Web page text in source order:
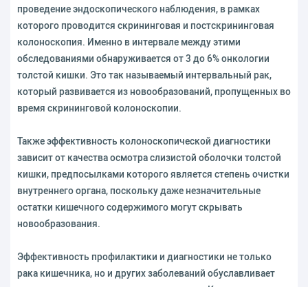
проведение эндоскопического наблюдения, в рамках
которого проводится скрининговая и постскрининговая
колоноскопия. Именно в интервале между этими
обследованиями обнаруживается от 3 до 6% онкологии
толстой кишки. Это так называемый интервальный рак,
который развивается из новообразований, пропущенных во
время скрининговой колоноскопии.
Также эффективность колоноскопической диагностики
зависит от качества осмотра слизистой оболочки толстой
кишки, предпосылками которого является степень очистки
внутреннего органа, поскольку даже незначительные
остатки кишечного содержимого могут скрывать
новообразования.
Эффективность профилактики и диагностики не только
рака кишечника, но и других заболеваний обуславливает